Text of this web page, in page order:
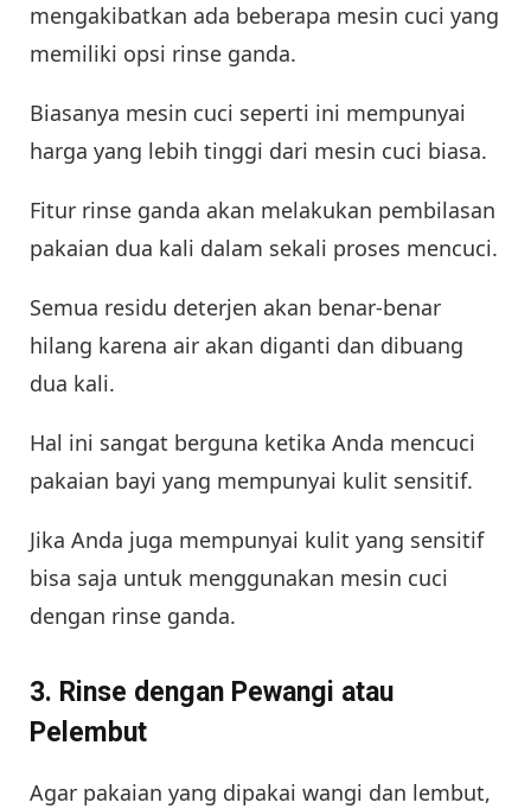
mengakibatkan ada beberapa mesin cuci yang
memiliki opsi rinse ganda.
Biasanya mesin cuci seperti ini mempunyai
harga yang lebih tinggi dari mesin cuci biasa.
Fitur rinse ganda akan melakukan pembilasan
pakaian dua kali dalam sekali proses mencuci.
Semua residu deterjen akan benar-benar
hilang karena air akan diganti dan dibuang
dua kali.
Hal ini sangat berguna ketika Anda mencuci
pakaian bayi yang mempunyai kulit sensitif.
Jika Anda juga mempunyai kulit yang sensitif
bisa saja untuk menggunakan mesin cuci
dengan rinse ganda.
3. Rinse dengan Pewangi atau
Pelembut
Agar pakaian yang dipakai wangi dan lembut,